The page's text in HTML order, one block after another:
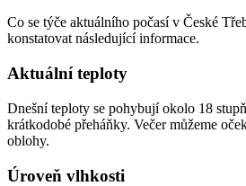
Co se týče aktuálního počasí v České
konstatovat následující informace.
Aktuální teploty
Dnešní teploty se pohybují okolo 18
krátkodobé přeháňky. Večer můžeme
oblohy.
Úroveň vlhkosti